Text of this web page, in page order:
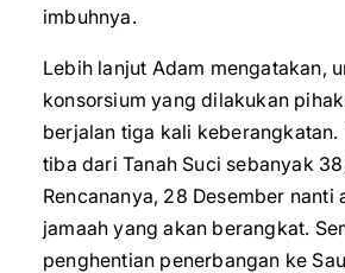
imbuhnya.
Lebih lanjut Adam mengatakan,
konsorsium yang dilakukan
berjalan tiga kali keberangkatan.
tiba dari Tanah Suci sebanyak
Rencananya, 28 Desember nanti
jamaah yang akan berangkat.
penghentian penerbangan ke